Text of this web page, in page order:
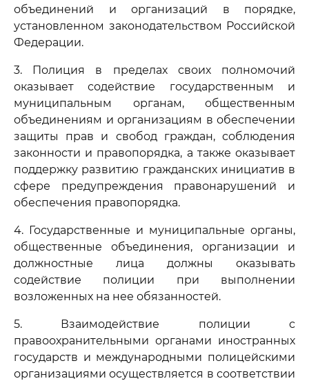
объединений и организаций в порядке,
установленном законодательством Российской
Федерации.
3. Полиция в пределах своих полномочий
оказывает содействие государственным и
муниципальным органам, общественным
объединениям и организациям в обеспечении
защиты прав и свобод граждан, соблюдения
законности и правопорядка, а также оказывает
поддержку развитию гражданских инициатив в
сфере предупреждения правонарушений и
обеспечения правопорядка.
4. Государственные и муниципальные органы,
общественные объединения, организации и
должностные лица должны оказывать
содействие полиции при выполнении
возложенных на нее обязанностей.
5. Взаимодействие полиции с
правоохранительными органами иностранных
государств и международными полицейскими
организациями осуществляется в соответствии